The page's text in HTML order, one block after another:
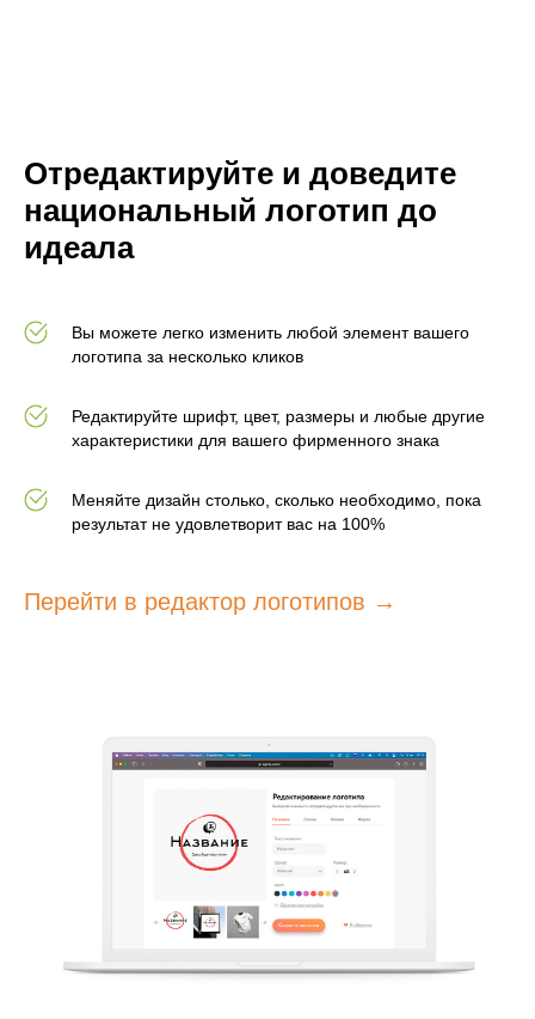
Отредактируйте и доведите
национальный логотип до
идеала
Вы можете легко изменить любой элемент вашего
логотипа за несколько кликов
Редактируйте шрифт, цвет, размеры и любые другие
характеристики для вашего фирменного знака
Меняйте дизайн столько, сколько необходимо, пока
результат не удовлетворит вас на 100%
Перейти в редактор логотипов